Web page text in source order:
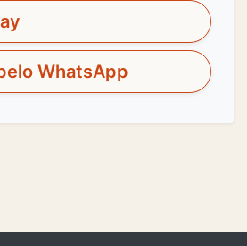
WhatsApp